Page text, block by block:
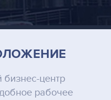
центр
рабочее